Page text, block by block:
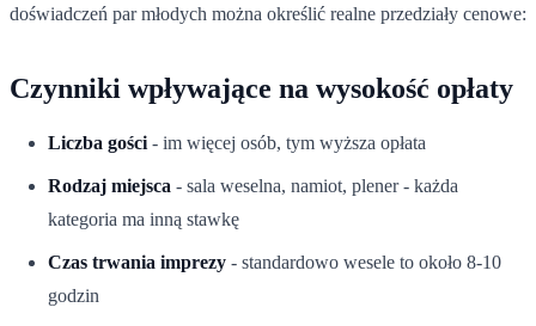
doświadczeń par młodych można określić realne przedziały cenowe:
Czynniki wpływające na wysokość opłaty
Liczba gości - im więcej osób, tym wyższa opłata
Rodzaj miejsca - sala weselna, namiot, plener - każda
kategoria ma inną stawkę
Czas trwania imprezy - standardowo wesele to około 8-10
godzin